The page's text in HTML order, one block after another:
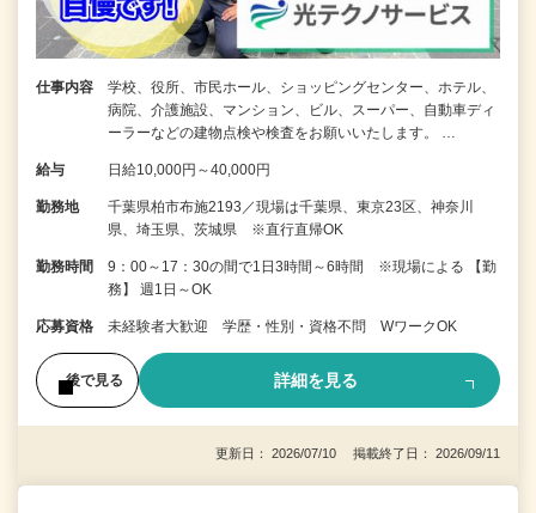
仕事内容
学校、役所、市民ホール、ショッピングセンター、ホテル、
病院、介護施設、マンション、ビル、スーパー、自動車ディ
ーラーなどの建物点検や検査をお願いいたします。 …
給与 日給10,000円～40,000円
勤務地
千葉県柏市布施2193／現場は千葉県、東京23区、神奈川
県、埼玉県、茨城県 ※直行直帰OK
勤務時間
9：00～17：30の間で1日3時間～6時間 ※現場による 【勤
務】 週1日～OK
応募資格 未経験者大歓迎 学歴・性別・資格不問 WワークOK
後で見る 詳細を見る
更新日： 2026/07/10 掲載終了日： 2026/09/11